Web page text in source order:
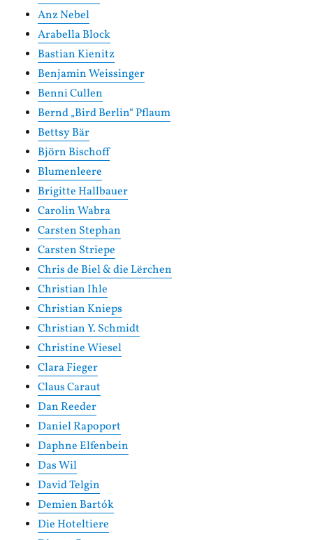
Anz Nebel
Arabella Block
Bastian Kienitz
Benjamin Weissinger
Benni Cullen
Bernd „Bird Berlin“ Pflaum
Bettsy Bär
Björn Bischoff
Blumenleere
Brigitte Hallbauer
Carolin Wabra
Carsten Stephan
Carsten Striepe
Chris de Biel & die Lërchen
Christian Ihle
Christian Knieps
Christian Y. Schmidt
Christine Wiesel
Clara Fieger
Claus Caraut
Dan Reeder
Daniel Rapoport
Daphne Elfenbein
Das Wil
David Telgin
Demien Bartók
Die Hoteltiere